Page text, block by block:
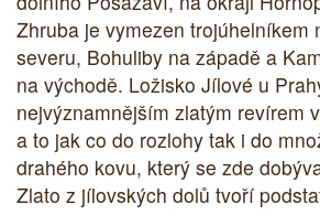
Zhruba je vymezen trojúhelníkem
severu, Bohuliby na západě a
na východě. Ložisko Jílové u
nejvýznamnějším zlatým revírem
a to jak co do rozlohy tak i do
drahého kovu, který se zde
Zlato z jílovských dolů tvoří